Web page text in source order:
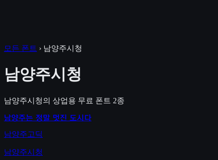
모든 폰트 › 남양주시청
남양주시청
남양주시청의 상업용 무료 폰트 2종
남양주는 정말 멋진 도시다
남양주고딕
남양주시청